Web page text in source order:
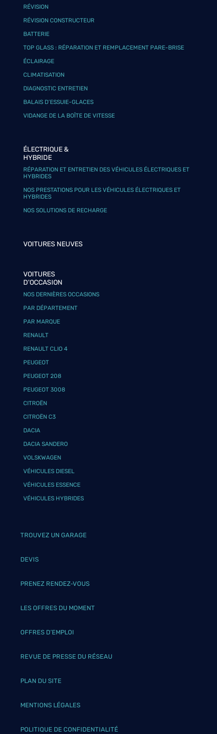
RÉVISION
RÉVISION CONSTRUCTEUR
BATTERIE
TOP GLASS : RÉPARATION ET REMPLACEMENT PARE-BRISE
ÉCLAIRAGE
CLIMATISATION
DIAGNOSTIC ENTRETIEN
BALAIS D’ESSUIE-GLACES
VIDANGE DE LA BOÎTE DE VITESSE
ÉLECTRIQUE &
HYBRIDE
RÉPARATION ET ENTRETIEN DES VÉHICULES ÉLECTRIQUES ET
HYBRIDES
NOS PRESTATIONS POUR LES VÉHICULES ÉLECTRIQUES ET
HYBRIDES
NOS SOLUTIONS DE RECHARGE
VOITURES NEUVES
VOITURES
D'OCCASION
NOS DERNIÈRES OCCASIONS
PAR DÉPARTEMENT
PAR MARQUE
RENAULT
RENAULT CLIO 4
PEUGEOT
PEUGEOT 208
PEUGEOT 3008
CITROËN
CITROËN C3
DACIA
DACIA SANDERO
VOLSKWAGEN
VÉHICULES DIESEL
VÉHICULES ESSENCE
VÉHICULES HYBRIDES
TROUVEZ UN GARAGE
DEVIS
PRENEZ RENDEZ-VOUS
LES OFFRES DU MOMENT
OFFRES D’EMPLOI
REVUE DE PRESSE DU RÉSEAU
PLAN DU SITE
MENTIONS LÉGALES
POLITIQUE DE CONFIDENTIALITÉ